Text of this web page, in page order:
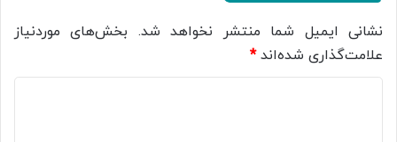
نشانی ایمیل شما منتشر نخواهد شد. بخش‌های موردنیاز
علامت‌گذاری شده‌اند*